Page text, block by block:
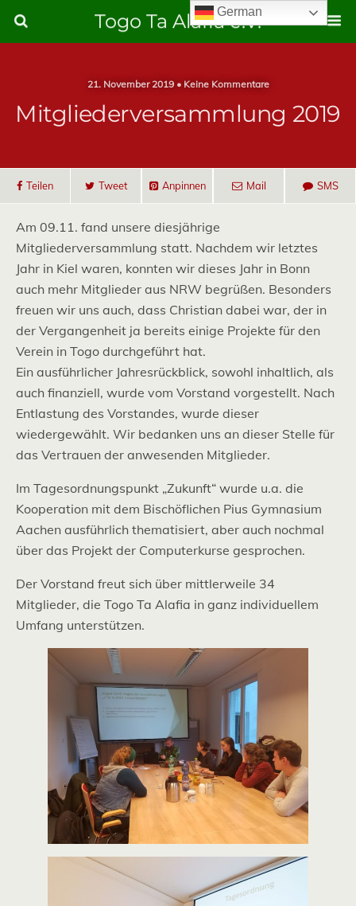
Togo Ta Alafia e.V.
21. November 2019 • Keine Kommentare
Mitgliederversammlung 2019
Teilen Tweet Anpinnen Mail SMS
Am 09.11. fand unsere diesjährige
Mitgliederversammlung statt. Nachdem wir letztes
Jahr in Kiel waren, konnten wir dieses Jahr in Bonn
auch mehr Mitglieder aus NRW begrüßen. Besonders
freuen wir uns auch, dass Christian dabei war, der in
der Vergangenheit ja bereits einige Projekte für den
Verein in Togo durchgeführt hat.
Ein ausführlicher Jahresrückblick, sowohl inhaltlich, als
auch finanziell, wurde vom Vorstand vorgestellt. Nach
Entlastung des Vorstandes, wurde dieser
wiedergewählt. Wir bedanken uns an dieser Stelle für
das Vertrauen der anwesenden Mitglieder.
Im Tagesordnungspunkt „Zukunft“ wurde u.a. die
Kooperation mit dem Bischöflichen Pius Gymnasium
Aachen ausführlich thematisiert, aber auch nochmal
über das Projekt der Computerkurse gesprochen.
Der Vorstand freut sich über mittlerweile 34
Mitglieder, die Togo Ta Alafia in ganz individuellem
Umfang unterstützen.
German